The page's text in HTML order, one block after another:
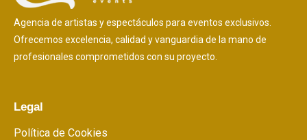
Agencia de artistas y espectáculos para eventos exclusivos.
Ofrecemos excelencia, calidad y vanguardia de la mano de
profesionales comprometidos con su proyecto.
Legal
Política de Cookies